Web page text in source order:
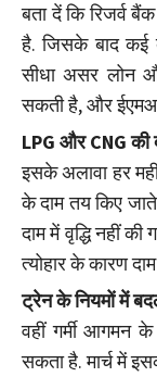
बता दें कि रिजर्व
है. जिसके बाद कई
सीधा असर लोन
सकती है, और
LPG और CNG की
इसके अलावा हर
के दाम तय किए
दाम में वृद्धि नहीं
त्योहार के कारण
ट्रेन के नियमों में
वहीं गर्मी आगमन
सकता है. मार्च में